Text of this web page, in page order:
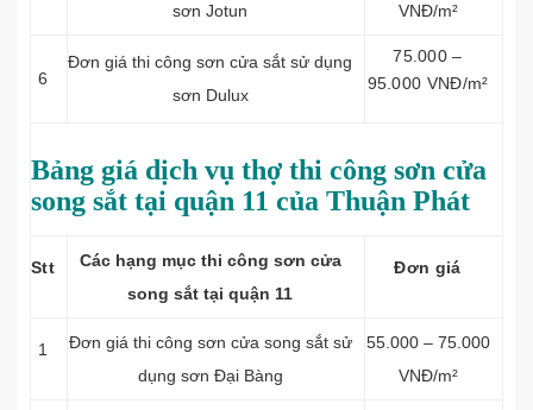
sơn Jotun
VNĐ/m²
6
Đơn giá thi công sơn cửa sắt sử dụng
sơn Dulux
75.000 –
95.000 VNĐ/m²
Bảng giá dịch vụ thợ thi công sơn cửa
song sắt tại quận 11 của Thuận Phát
Stt
Các hạng mục thi công sơn cửa
song sắt tại quận 11
Đơn giá
1
Đơn giá thi công sơn cửa song sắt sử
dụng sơn Đại Bàng
55.000 – 75.000
VNĐ/m²